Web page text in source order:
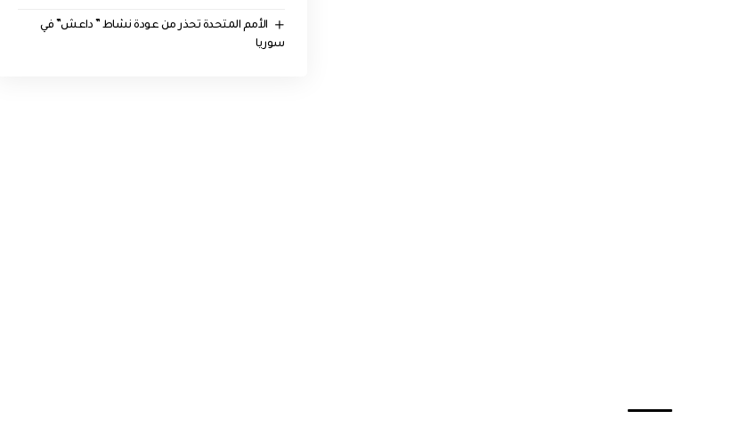
الأمم المتحدة تحذر من عودة نشاط ” داعش” في
سوريا